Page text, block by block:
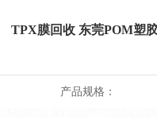
TPX膜回收 东莞POM塑
产品规格：